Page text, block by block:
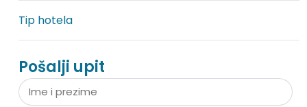
Tip hotela
Pošalji upit